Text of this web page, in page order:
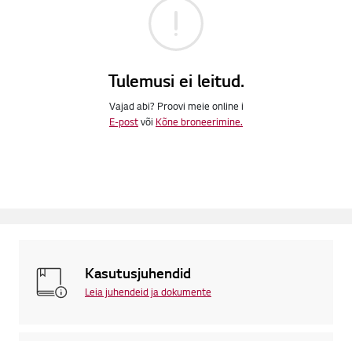
Tulemusi ei leitud.
Vajad abi? Proovi meie online i
E-postvõi Kõne broneerimine.
Kasutusjuhendid
Leia juhendeid ja dokumente